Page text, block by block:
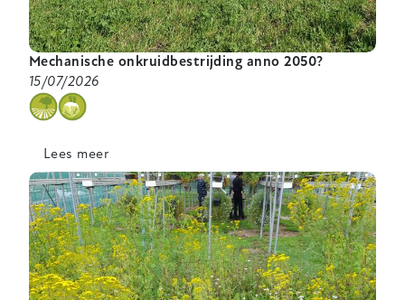
Mechanische onkruidbestrijding anno 2050?
15/07/2026
categorie
Lees meer
Mechanische
onkruidbestrijding
anno
2050?